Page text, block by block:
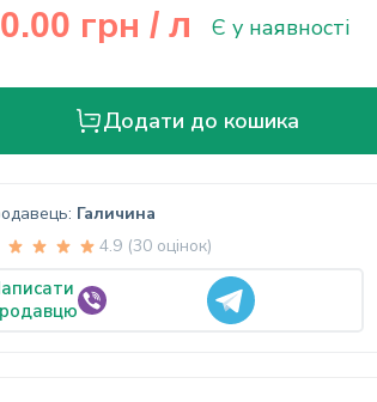
грн/ л Є у наявності
Додати до кошика
Галичина
4.9 (30 оцінок)